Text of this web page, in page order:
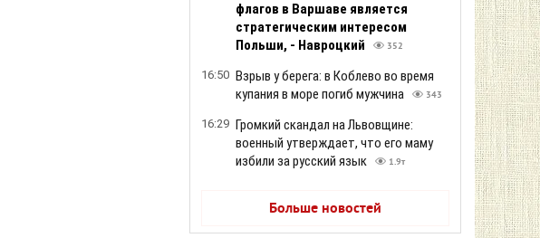
флагов в Варшаве является
стратегическим интересом
Польши, - Навроцкий
352
16:50 Взрыв у берега: в Коблево во время
купания в море погиб мужчина
343
16:29 Громкий скандал на Львовщине:
военный утверждает, что его маму
избили за русский язык
1.9т
Больше новостей